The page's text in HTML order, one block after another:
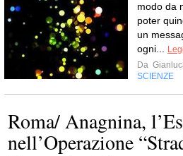
modo da
poter
un
ogni...
Da
SCIENZE
Roma/ Anagnina,
nell’Operazione